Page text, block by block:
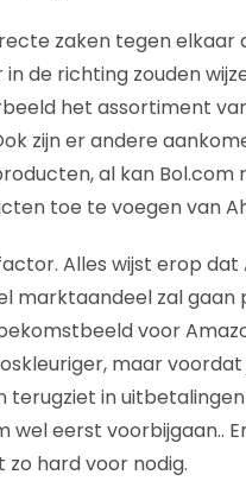
zaken tegen elkaar
de richting zouden
het assortiment
zijn er andere
al kan Bol.com
toe te voegen van
factor. Alles wijst erop
marktaandeel zal gaan
voor
maar voordat
terugziet in
wel eerst voorbijgaan..
zo hard voor nodig.